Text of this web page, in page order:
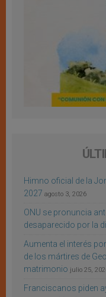
Himno oficial de la
2027 agosto 3, 2026
ONU se pronuncia
desaparecido por la
Aumenta el interés
de los mártires de
matrimonio julio 25,
Franciscanos piden